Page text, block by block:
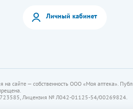
Личный кабинет
на сайте — собственность ООО «Моя аптека».
Лицензия № Л042-01125-54/00269824.